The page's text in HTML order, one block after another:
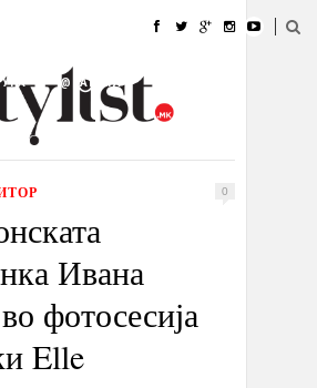
УБАВИНА
@РАБОТА
0
Ивана
фотосесија
Elle